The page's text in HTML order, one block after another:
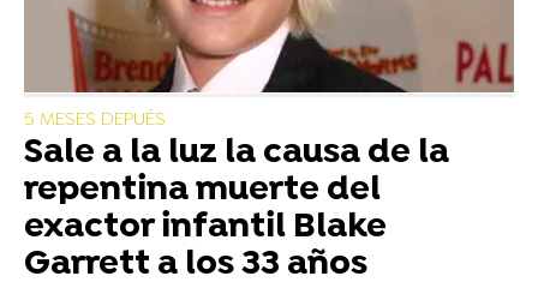
5 MESES DEPUÉS
Sale a la luz la causa de la
repentina muerte del
exactor infantil Blake
Garrett a los 33 años